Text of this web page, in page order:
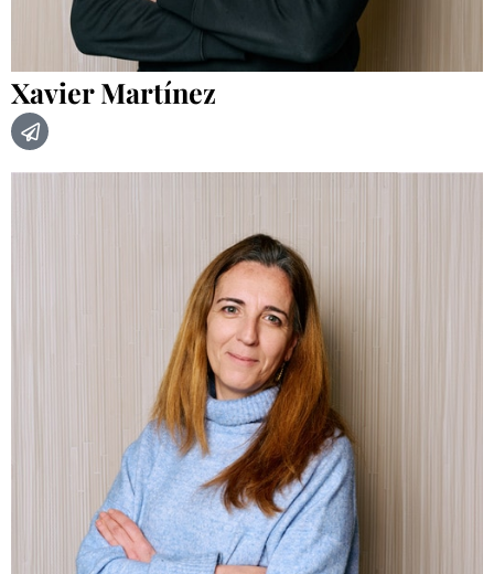
Xavier Martínez